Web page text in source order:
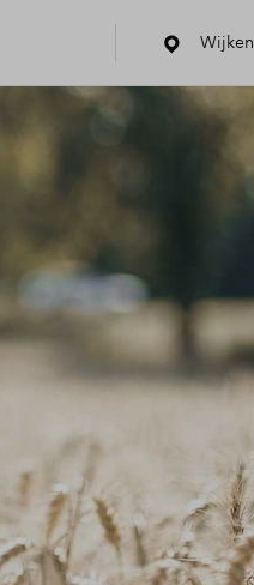
Wijken